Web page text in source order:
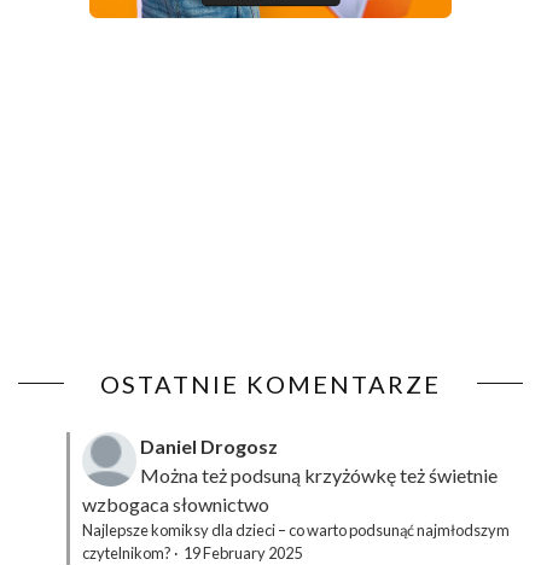
OSTATNIE KOMENTARZE
Daniel Drogosz
Można też podsuną krzyżówkęteż świetnie
wzbogaca słownictwo
Najlepsze komiksy dla dzieci – co warto podsunąć najmłodszym
czytelnikom? · 19 February 2025